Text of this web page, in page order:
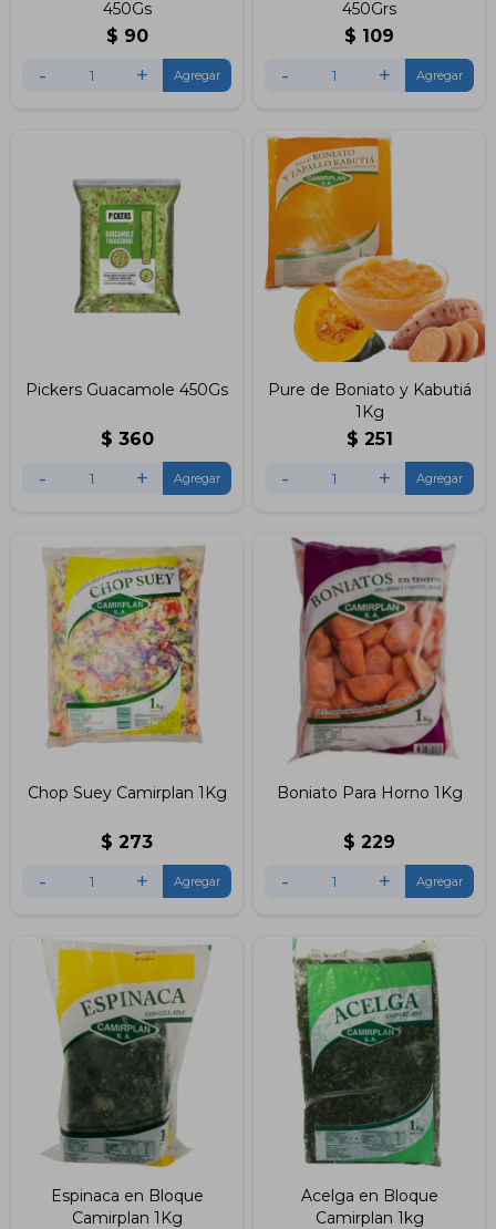
450Gs
$ 90
- +
450Grs
$ 109
- +
Pickers Guacamole 450Gs
$ 360
- +
Pure de Boniato y Kabutiá
1Kg
$ 251
- +
Chop Suey Camirplan 1Kg
$ 273
- +
Boniato Para Horno 1Kg
$ 229
- +
Espinaca en Bloque
Camirplan 1Kg
Acelga en Bloque
Camirplan 1kg